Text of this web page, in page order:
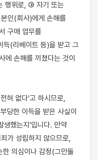
행위로, ③ 자기 또는
인(회사)에게 손해를
구매 업무를
득(리베이트 등)을 받고 그
에 손해를 끼쳤다는 것이
혀 없다'고 하시므로,
당한 이득을 받은 사실이
생했는지'입니다. 만약
가 성립하지 않으므로,
한 의심이나 감정(그만둘